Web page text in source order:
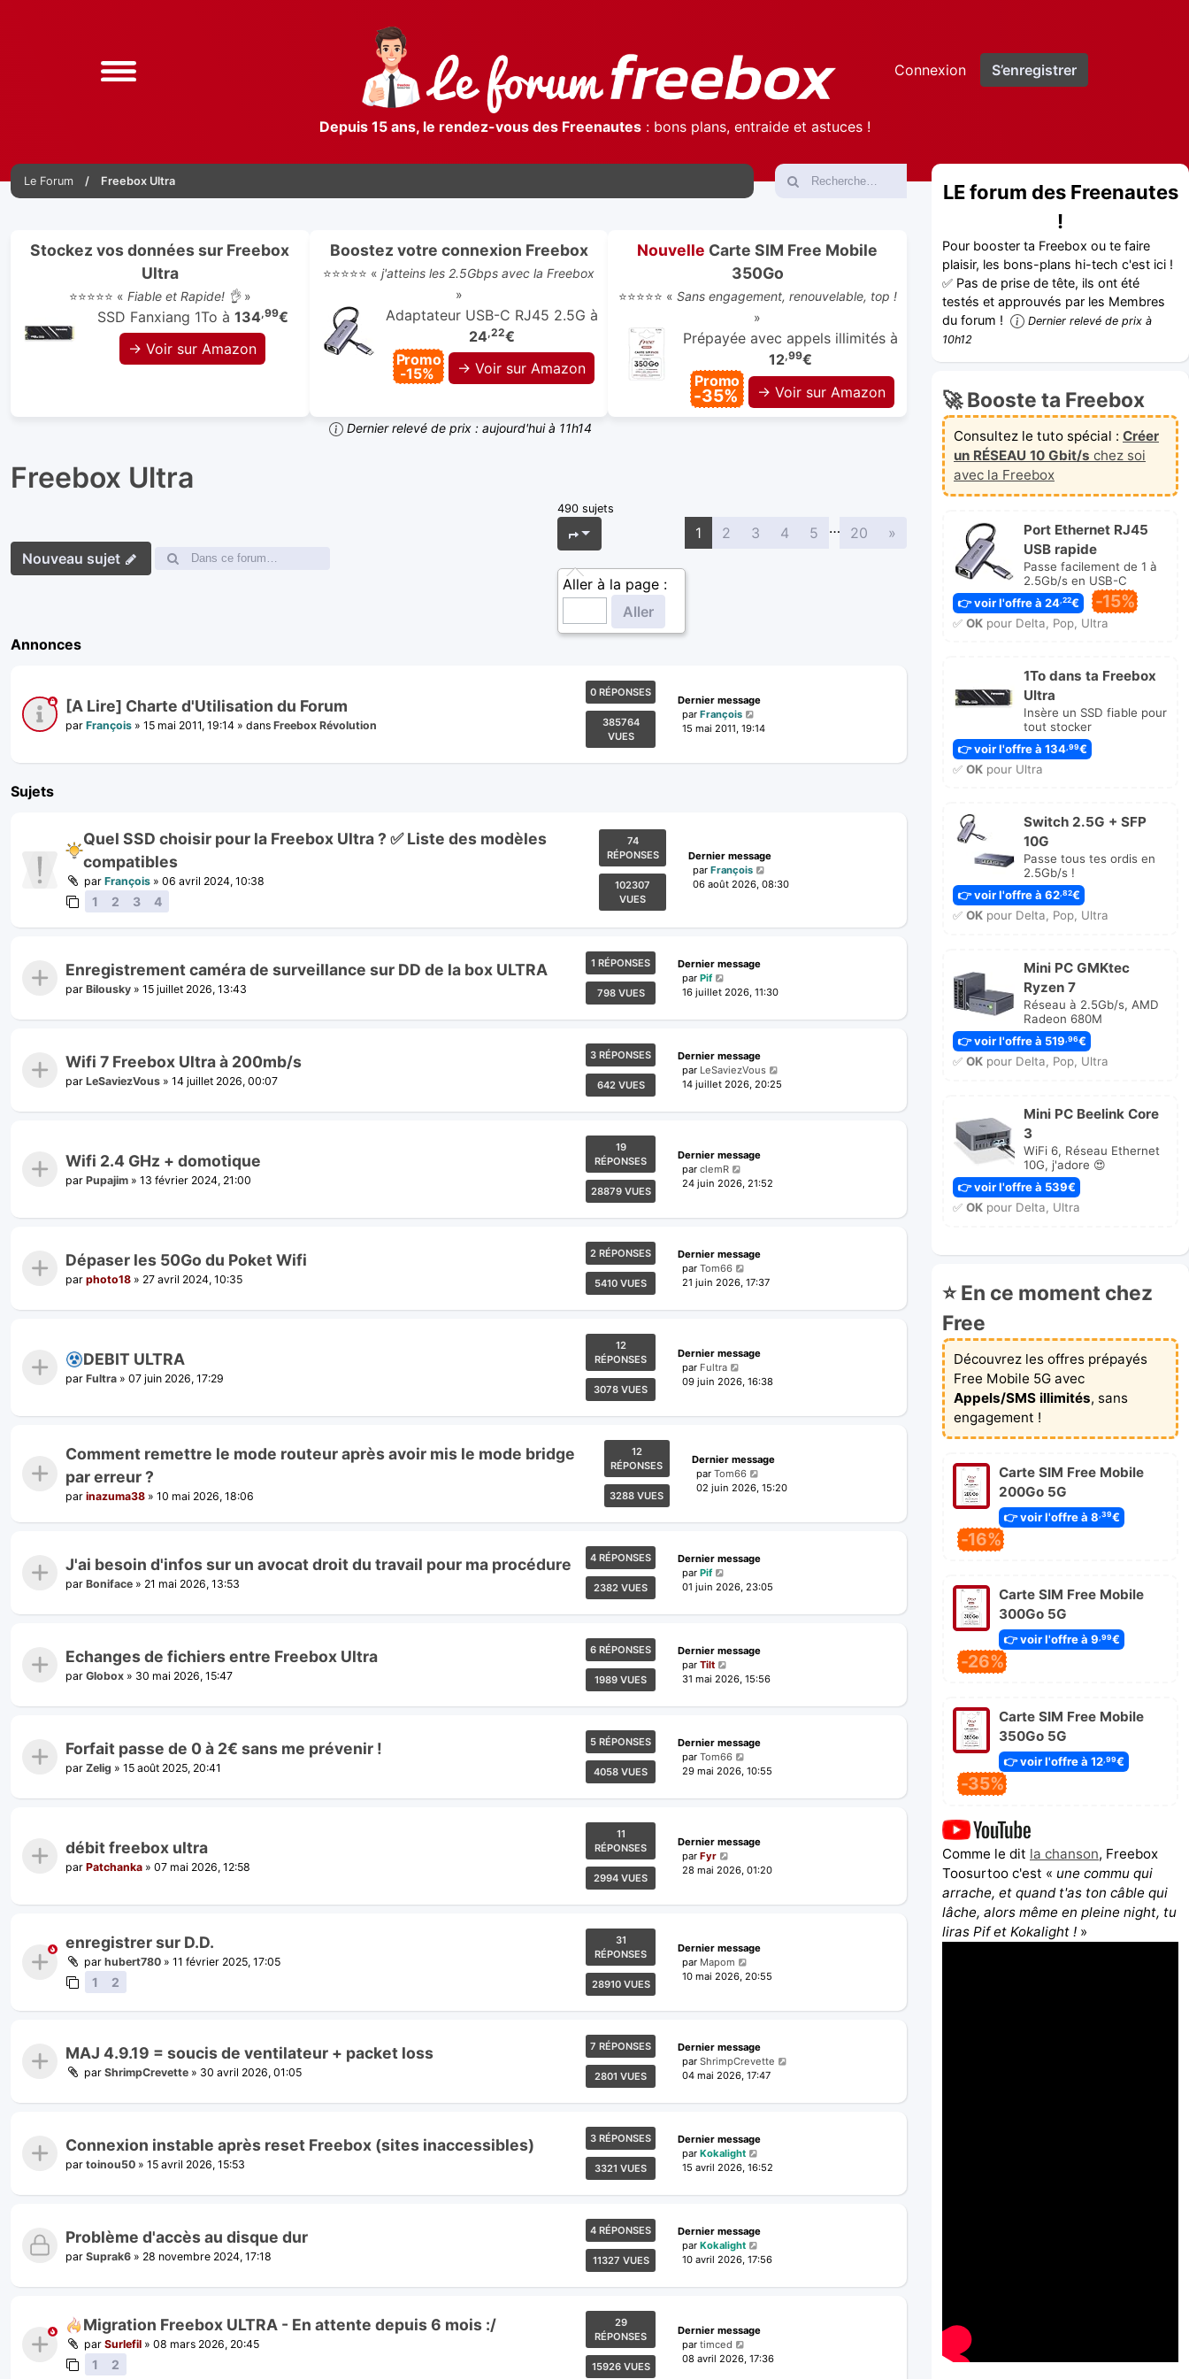
Connexion S’enregistrer
Depuis 15 ans, le rendez-vous des Freenautes: bons plans, entraide et astuces !
Le Forum Freebox Ultra
Stockez vos données sur Freebox
Ultra
⭐⭐⭐⭐⭐ « Fiable et Rapide! 👌»
SSD Fanxiang 1To à 134,99€
→ Voir sur Amazon
Boostez votre connexion Freebox
⭐⭐⭐⭐⭐ « j'atteins les 2.5Gbps avec la Freebox
»
Adaptateur USB-C RJ45 2.5G à
24,22€
Promo
-15%
→ Voir sur Amazon
Nouvelle Carte SIM Free Mobile
350Go
⭐⭐⭐⭐⭐ « Sans engagement, renouvelable, top !
»
Prépayée avec appels illimités à
12,99€
Promo
-35% → Voir sur Amazon
Dernier relevé de prix : aujourd'hui à 11h14
Freebox Ultra
Nouveau sujet
490 sujets
Page
Aller à la page :
1 2 3 4 5 … 20 »
Annonces
[A Lire] Charte d'Utilisation du Forum
par François » 15 mai 2011, 19:14 » dans Freebox Révolution
0 RÉPONSES
385764
VUES
Dernier message
par François
15 mai 2011, 19:14
Sujets
Quel SSD choisir pour la Freebox Ultra ? ✅ Liste des modèles
compatibles
par François » 06 avril 2024, 10:38
1 2 3 4
74
RÉPONSES
102307
VUES
Dernier message
par François
06 août 2026, 08:30
Enregistrement caméra de surveillance sur DD de la box ULTRA
par Bilousky » 15 juillet 2026, 13:43
1 RÉPONSES
798 VUES
Dernier message
par Pif
16 juillet 2026, 11:30
Wifi 7 Freebox Ultra à 200mb/s
par LeSaviezVous » 14 juillet 2026, 00:07
3 RÉPONSES
642 VUES
Dernier message
par LeSaviezVous
14 juillet 2026, 20:25
Wifi 2.4 GHz + domotique
par Pupajim » 13 février 2024, 21:00
19
RÉPONSES
28879 VUES
Dernier message
par clemR
24 juin 2026, 21:52
Dépaser les 50Go du Poket Wifi
par photo18 » 27 avril 2024, 10:35
2 RÉPONSES
5410 VUES
Dernier message
par Tom66
21 juin 2026, 17:37
DEBIT ULTRA
par Fultra » 07 juin 2026, 17:29
12
RÉPONSES
3078 VUES
Dernier message
par Fultra
09 juin 2026, 16:38
Comment remettre le mode routeur après avoir mis le mode bridge
par erreur ?
par inazuma38 » 10 mai 2026, 18:06
12
RÉPONSES
3288 VUES
Dernier message
par Tom66
02 juin 2026, 15:20
J'ai besoin d'infos sur un avocat droit du travail pour ma procédure
par Boniface » 21 mai 2026, 13:53
4 RÉPONSES
2382 VUES
Dernier message
par Pif
01 juin 2026, 23:05
Echanges de fichiers entre Freebox Ultra
par Globox » 30 mai 2026, 15:47
6 RÉPONSES
1989 VUES
Dernier message
par Tilt
31 mai 2026, 15:56
Forfait passe de 0 à 2€ sans me prévenir !
par Zelig » 15 août 2025, 20:41
5 RÉPONSES
4058 VUES
Dernier message
par Tom66
29 mai 2026, 10:55
débit freebox ultra
par Patchanka » 07 mai 2026, 12:58
11
RÉPONSES
2994 VUES
Dernier message
par Fyr
28 mai 2026, 01:20
enregistrer sur D.D.
par hubert780 » 11 février 2025, 17:05
1 2
31
RÉPONSES
28910 VUES
Dernier message
par Mapom
10 mai 2026, 20:55
MAJ 4.9.19 = soucis de ventilateur + packet loss
par ShrimpCrevette » 30 avril 2026, 01:05
7 RÉPONSES
2801 VUES
Dernier message
par ShrimpCrevette
04 mai 2026, 17:47
Connexion instable après reset Freebox (sites inaccessibles)
par toinou50 » 15 avril 2026, 15:53
3 RÉPONSES
3321 VUES
Dernier message
par Kokalight
15 avril 2026, 16:52
Problème d'accès au disque dur
par Suprak6 » 28 novembre 2024, 17:18
4 RÉPONSES
11327 VUES
Dernier message
par Kokalight
10 avril 2026, 17:56
Migration Freebox ULTRA - En attente depuis 6 mois :/
par Surlefil » 08 mars 2026, 20:45
1 2
29
RÉPONSES
15926 VUES
Dernier message
par timced
08 avril 2026, 17:36
LE forum des Freenautes
!
Pour booster ta Freebox ou te faire
plaisir, les bons-plans hi-tech c'est ici !
✅ Pas de prise de tête, ils ont été
testés et approuvés par les Membres
du forum !
Dernier relevé de prix à
10h12
🚀 Booste ta Freebox
Consultez le tuto spécial : Créer
un RÉSEAU 10 Gbit/s chez soi
avec la Freebox
Port Ethernet RJ45
USB rapide
Passe facilement de 1 à
2.5Gb/s en USB-C
👉 voir l'offre à 24,22€ -15%
✅ OKpour Delta, Pop, Ultra
1To dans ta Freebox
Ultra
Insère un SSD fiable pour
tout stocker
👉 voir l'offre à 134 ,99€
✅ OKpour Ultra
Switch 2.5G + SFP
10G
Passe tous tes ordis en
2.5Gb/s !
👉 voir l'offre à 62,82€
✅ OKpour Delta, Pop, Ultra
Mini PC GMKtec
Ryzen 7
Réseau à 2.5Gb/s, AMD
Radeon 680M
👉 voir l'offre à 519,96€
✅ OKpour Delta, Pop, Ultra
Mini PC Beelink Core
3
WiFi 6, Réseau Ethernet
10G, j'adore 😍
👉 voir l'offre à 539€
✅ OKpour Delta, Ultra
⭐ En ce moment chez
Free
Découvrez les offres prépayés
Free Mobile 5G avec
Appels/SMS illimités, sans
engagement !
Carte SIM Free Mobile
200Go 5G
👉 voir l'offre à 8,39€
-16%
Carte SIM Free Mobile
300Go 5G
👉 voir l'offre à 9 ,99€
-26%
Carte SIM Free Mobile
350Go 5G
👉 voir l'offre à 12,99€
-35%
Comme le dit la chanson, Freebox
Toosurtoo c'est « une commu qui
arrache, et quand t'as ton câble qui
lâche, alors même en pleine night, tu
liras Pif et Kokalight ! »